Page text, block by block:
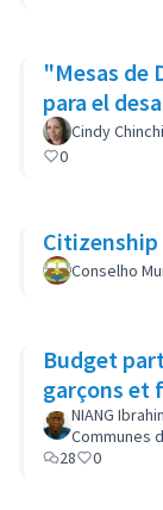
"Mesas de
para el
Cindy
0
Conselho
Budget
garçons et
NIANG
Communes
28
0